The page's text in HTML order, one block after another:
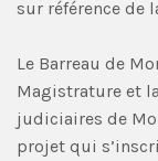
sur référence de
Le Barreau de
Magistrature et
judiciaires de
projet qui